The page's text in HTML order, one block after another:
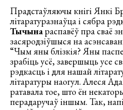
Прадстаўляючы кнігі Янкі
літаратуразнаўца і сябра
Тычынараспавёў пра сваё
засяродзіўшыся на
“Чым яны блізкія? Яны
зрабіць усё, завершыць усе
рэдкасць і для нашай
літаратуры наогул. Алеся
ратавала тое, што ён
перадаручаў іншым. Так,